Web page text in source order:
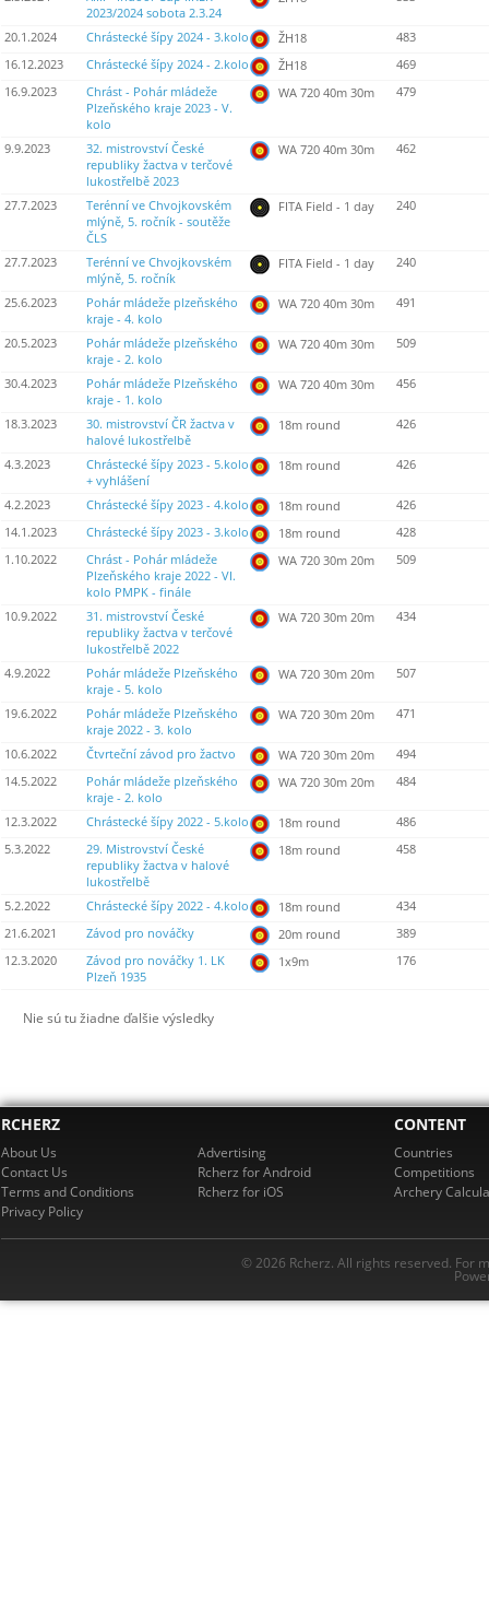
2023/2024 sobota 2.3.24
20.1.2024 Chrástecké šípy 2024 - 3.kolo ŽH18
483
16.12.2023
Chrástecké šípy 2024 - 2.kolo ŽH18
469
16.9.2023
Chrást - Pohár mládeže
Plzeňského kraje 2023 - V.
kolo
WA 720 40m 30m 479
9.9.2023
32. mistrovství České
republiky žactva v terčové
lukostřelbě 2023
WA 720 40m 30m 462
27.7.2023
Terénní ve Chvojkovském
mlýně, 5. ročník - soutěže
ČLS
FITA Field - 1 day 240
27.7.2023
Terénní ve Chvojkovském
mlýně, 5. ročník
FITA Field - 1 day 240
25.6.2023
Pohár mládeže plzeňského
kraje - 4. kolo
WA 720 40m 30m 491
20.5.2023
Pohár mládeže plzeňského
kraje - 2. kolo
WA 720 40m 30m 509
30.4.2023
Pohár mládeže Plzeňského
kraje - 1. kolo
WA 720 40m 30m 456
18.3.2023
30. mistrovství ČR žactva v
halové lukostřelbě
18m round 426
4.3.2023
Chrástecké šípy 2023 - 5.kolo
+ vyhlášení
18m round 426
4.2.2023 Chrástecké šípy 2023 - 4.kolo 18m round
426
14.1.2023
Chrástecké šípy 2023 - 3.kolo 18m round
428
1.10.2022
Chrást - Pohár mládeže
Plzeňského kraje 2022 - VI.
kolo PMPK - finále
WA 720 30m 20m 509
10.9.2022
31. mistrovství České
republiky žactva v terčové
lukostřelbě 2022
WA 720 30m 20m 434
4.9.2022
Pohár mládeže Plzeňského
kraje - 5. kolo
WA 720 30m 20m 507
19.6.2022
Pohár mládeže Plzeňského
kraje 2022 - 3. kolo
WA 720 30m 20m 471
10.6.2022 Čtvrteční závod pro žactvo WA 720 30m 20m
494
14.5.2022
Pohár mládeže plzeňského
kraje - 2. kolo
WA 720 30m 20m 484
12.3.2022 Chrástecké šípy 2022 - 5.kolo 18m round
486
5.3.2022
29. Mistrovství České
republiky žactva v halové
lukostřelbě
18m round 458
5.2.2022 Chrástecké šípy 2022 - 4.kolo 18m round
434
21.6.2021
Závod pro nováčky 20m round
389
12.3.2020
Závod pro nováčky 1. LK
Plzeň 1935
1x9m 176
Nie sú tu žiadne ďalšie výsledky
RCHERZ
About Us
Contact Us
Terms and Conditions
Privacy Policy
Advertising
Rcherz for Android
Rcherz for iOS
CONTENT
Countries
Competitions
Archery
© 2026 Rcherz. All rights reserved. For